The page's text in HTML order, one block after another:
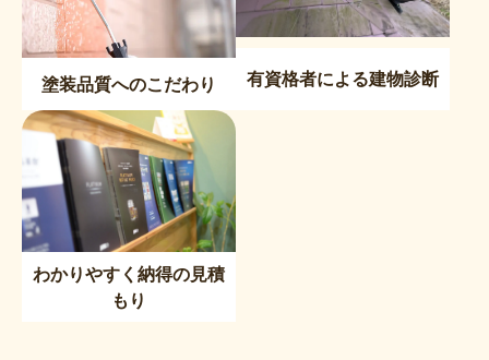
塗装品質へのこだわり 有資格者による建物診断
わかりやすく納得の見積
もり